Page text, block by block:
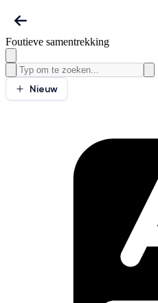
Foutieve samentrekking
Nieuw